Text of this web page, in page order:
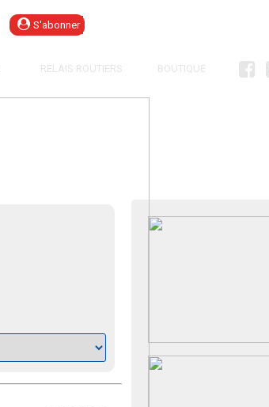
RELAIS ROUTIERS BOUTIQUE